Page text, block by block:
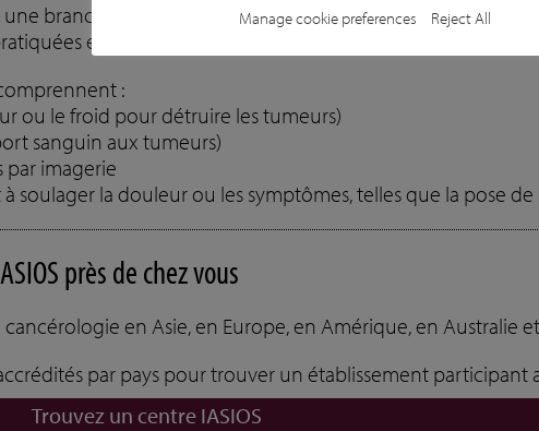
branche de la médecine qui utilise des procédures mini-
en complément ou en alternative à la chirurgie, à
:
ou le froid pour détruire les tumeurs)
sanguin aux tumeurs)
par imagerie
à soulager la douleur ou les symptômes, telles que la pose
près de chez vous
cancérologie en Asie, en Europe, en Amérique, en Australie
par pays pour trouver un établissement participant
Trouvez un centre IASIOS
Manage cookie preferences Reject All